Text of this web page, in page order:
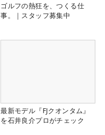
ゴルフの熱狂を、つくる仕
事。｜スタッフ募集中
最新モデル『FJクオンタム』
を石井良介プロがチェック